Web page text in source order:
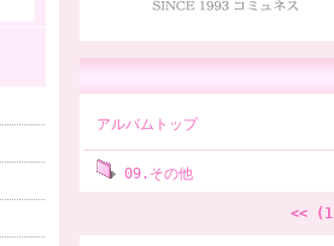
アルバムトップ
09.その他
<<